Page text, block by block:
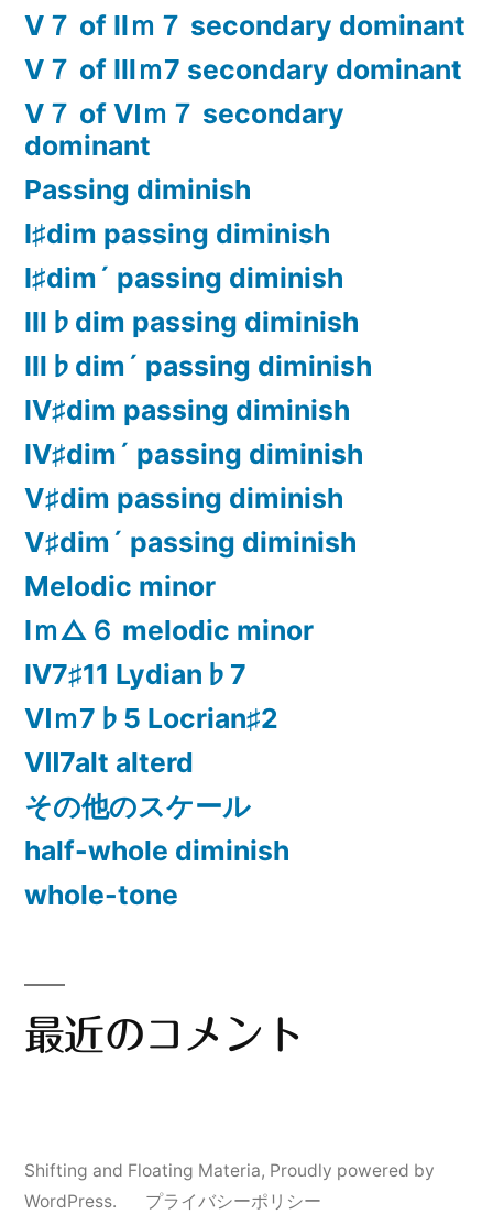
Ⅴ７ of Ⅱｍ７ secondary dominant
Ⅴ７ of Ⅲｍ7 secondary dominant
Ⅴ７ of Ⅵｍ７ secondary
dominant
Passing diminish
Ⅰ♯dim passing diminish
Ⅰ♯dim´ passing diminish
Ⅲ♭dim passing diminish
Ⅲ♭dim´ passing diminish
Ⅳ♯dim passing diminish
Ⅳ♯dim´ passing diminish
Ⅴ♯dim passing diminish
Ⅴ♯dim´ passing diminish
Melodic minor
Ⅰｍ△６ melodic minor
Ⅳ7♯11 Lydian♭7
Ⅵｍ7♭5 Locrian♯2
Ⅶ7alt alterd
その他のスケール
half-whole diminish
whole-tone
最近のコメント
Shifting and Floating Materia, Proudly powered by
WordPress.
プライバシーポリシー